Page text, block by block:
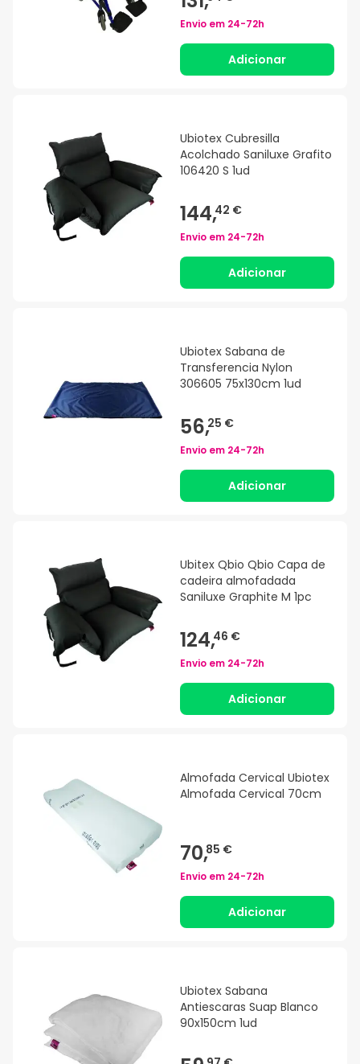
Envio em 24-72h
Adicionar
Ubiotex Cubresilla
Acolchado Saniluxe Grafito
106420 S 1ud
144,42 €
Envio em 24-72h
Adicionar
Ubiotex Sabana de
Transferencia Nylon
306605 75x130cm 1ud
56,25 €
Envio em 24-72h
Adicionar
Ubitex Qbio Qbio Capa de
cadeira almofadada
Saniluxe Graphite M 1pc
124,46 €
Envio em 24-72h
Adicionar
Almofada Cervical Ubiotex
Almofada Cervical 70cm
70,85 €
Envio em 24-72h
Adicionar
Ubiotex Sabana
Antiescaras Suap Blanco
90x150cm 1ud